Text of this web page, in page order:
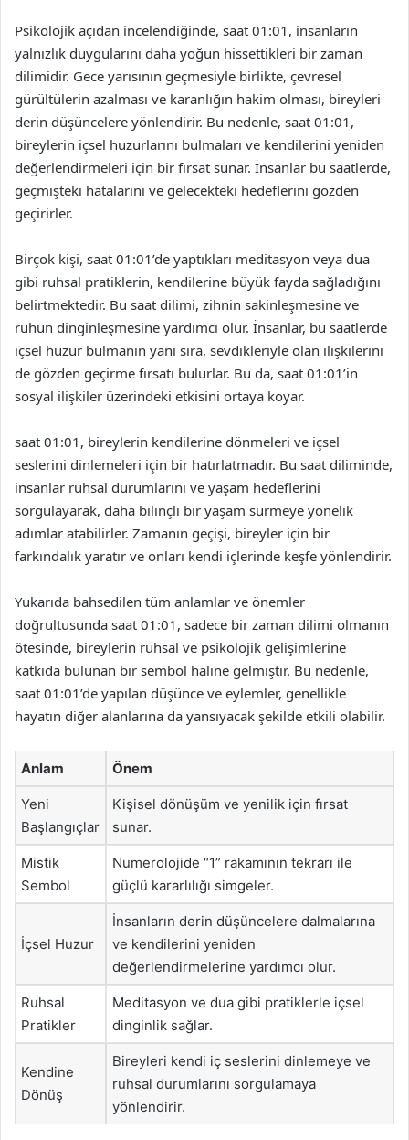
Psikolojik açıdan incelendiğinde, saat 01:01, insanların
yalnızlık duygularını daha yoğun hissettikleri bir zaman
dilimidir. Gece yarısının geçmesiyle birlikte, çevresel
gürültülerin azalması ve karanlığın hakim olması, bireyleri
derin düşüncelere yönlendirir. Bu nedenle, saat 01:01,
bireylerin içsel huzurlarını bulmaları ve kendilerini yeniden
değerlendirmeleri için bir fırsat sunar. İnsanlar bu saatlerde,
geçmişteki hatalarını ve gelecekteki hedeflerini gözden
geçirirler.
Birçok kişi, saat 01:01’de yaptıkları meditasyon veya dua
gibi ruhsal pratiklerin, kendilerine büyük fayda sağladığını
belirtmektedir. Bu saat dilimi, zihnin sakinleşmesine ve
ruhun dinginleşmesine yardımcı olur. İnsanlar, bu saatlerde
içsel huzur bulmanın yanı sıra, sevdikleriyle olan ilişkilerini
de gözden geçirme fırsatı bulurlar. Bu da, saat 01:01’in
sosyal ilişkiler üzerindeki etkisini ortaya koyar.
saat 01:01, bireylerin kendilerine dönmeleri ve içsel
seslerini dinlemeleri için bir hatırlatmadır. Bu saat diliminde,
insanlar ruhsal durumlarını ve yaşam hedeflerini
sorgulayarak, daha bilinçli bir yaşam sürmeye yönelik
adımlar atabilirler. Zamanın geçişi, bireyler için bir
farkındalık yaratır ve onları kendi içlerinde keşfe yönlendirir.
Yukarıda bahsedilen tüm anlamlar ve önemler
doğrultusunda saat 01:01, sadece bir zaman dilimi olmanın
ötesinde, bireylerin ruhsal ve psikolojik gelişimlerine
katkıda bulunan bir sembol haline gelmiştir. Bu nedenle,
saat 01:01’de yapılan düşünce ve eylemler, genellikle
hayatın diğer alanlarına da yansıyacak şekilde etkili olabilir.
Anlam Önem
Yeni
Başlangıçlar
Kişisel dönüşüm ve yenilik için fırsat
sunar.
Mistik
Sembol
Numerolojide “1” rakamının tekrarı ile
güçlü kararlılığı simgeler.
İçsel Huzur
İnsanların derin düşüncelere dalmalarına
ve kendilerini yeniden
değerlendirmelerine yardımcı olur.
Ruhsal
Pratikler
Meditasyon ve dua gibi pratiklerle içsel
dinginlik sağlar.
Kendine
Dönüş
Bireyleri kendi iç seslerini dinlemeye ve
ruhsal durumlarını sorgulamaya
yönlendirir.